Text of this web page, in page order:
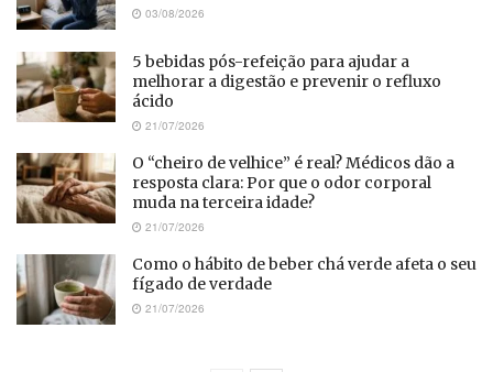
03/08/2026
5 bebidas pós-refeição para ajudar a
melhorar a digestão e prevenir o refluxo
ácido
21/07/2026
O “cheiro de velhice” é real? Médicos dão a
resposta clara: Por que o odor corporal
muda na terceira idade?
21/07/2026
Como o hábito de beber chá verde afeta o seu
fígado de verdade
21/07/2026